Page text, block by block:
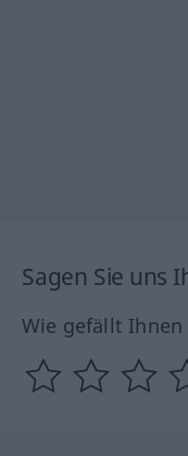
Sagen Sie uns
Wie gefällt